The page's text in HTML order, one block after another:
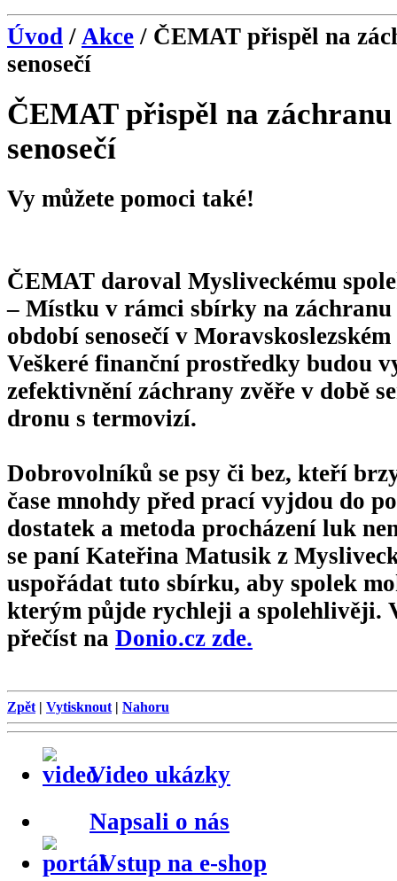
Úvod / Akce / ČEMAT přispěl na
senosečí
ČEMAT přispěl na záchranu
senosečí
Vy můžete pomoci také!
ČEMAT daroval Mysliveckému
– Místku v rámci sbírky na záchranu
období senosečí v
Veškeré finanční prostředky budou
zefektivnění záchrany zvěře v době
dronu s termovizí.
Dobrovolníků se psy či bez, kteří
čase mnohdy před prací vyjdou do
dostatek a metoda procházení luk
se paní Kateřina Matusik z
uspořádat tuto sbírku, aby spolek
kterým půjde rychleji a spolehlivěji.
přečíst na Donio.cz zde.
Zpět | Vytisknout | Nahoru
Video ukázky
Napsali o nás
Vstup na e-shop